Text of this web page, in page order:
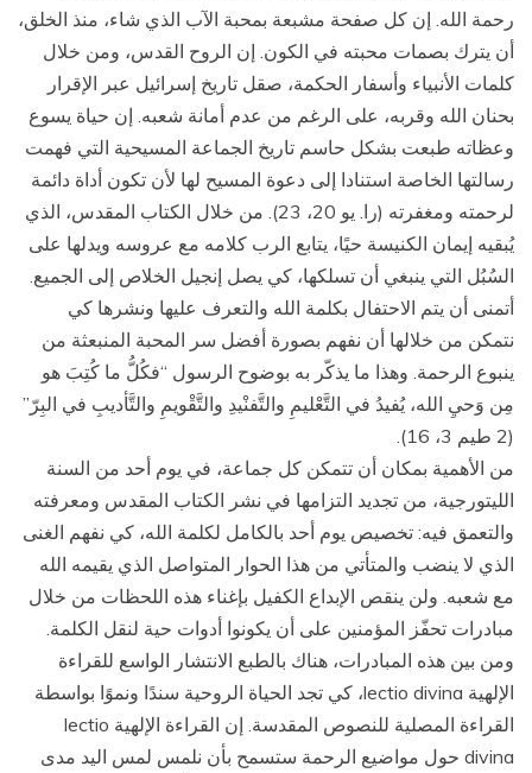
رحمة الله. إن كل صفحة مشبعة بمحبة الآب الذي شاء، منذ الخلق،
أن يترك بصمات محبته في الكون. إن الروح القدس، ومن خلال
كلمات الأنبياء وأسفار الحكمة، صقل تاريخ إسرائيل عبر الإقرار
بحنان الله وقربه، على الرغم من عدم أمانة شعبه. إن حياة يسوع
وعظاته طبعت بشكل حاسم تاريخ الجماعة المسيحية التي فهمت
رسالتها الخاصة استنادا إلى دعوة المسيح لها لأن تكون أداة دائمة
لرحمته ومغفرته (را. يو 20، 23). من خلال الكتاب المقدس، الذي
يُبقيه إيمان الكنيسة حيًا، يتابع الرب كلامه مع عروسه ويدلها على
السُبُل التي ينبغي أن تسلكها، كي يصل إنجيل الخلاص إلى الجميع.
أتمنى أن يتم الاحتفال بكلمة الله والتعرف عليها ونشرها كي
نتمكن من خلالها أن نفهم بصورة أفضل سر المحبة المنبعثة من
ينبوع الرحمة. وهذا ما يذكّر به بوضوح الرسول “فكُلُّ ما كُتِبَ هو
مِن وَحيِ الله، يُفيدُ في التَّعْليمِ والتَّفنْيدِ والتَّقْويمِ والتَّأديبِ في البِرّ”
(2 طيم 3، 16).
من الأهمية بمكان أن تتمكن كل جماعة، في يوم أحد من السنة
الليتورجية، من تجديد التزامها في نشر الكتاب المقدس ومعرفته
والتعمق فيه: تخصيص يوم أحد بالكامل لكلمة الله، كي نفهم الغنى
الذي لا ينضب والمتأتي من هذا الحوار المتواصل الذي يقيمه الله
مع شعبه. ولن ينقص الإبداع الكفيل بإغناء هذه اللحظات من خلال
مبادرات تحفّز المؤمنين على أن يكونوا أدوات حية لنقل الكلمة.
ومن بين هذه المبادرات، هناك بالطبع الانتشار الواسع للقراءة
الإلهية lectio divina، كي تجد الحياة الروحية سندًا ونموًا بواسطة
القراءة المصلية للنصوص المقدسة. إن القراءة الإلهية lectio
divina حول مواضيع الرحمة ستسمح بأن نلمس لمس اليد مدى